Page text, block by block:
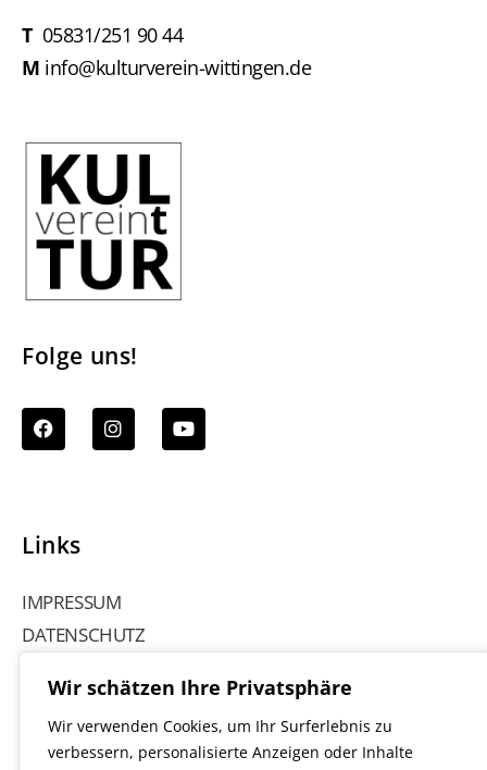
Wir schätzen Ihre Privatsphäre
Wir verwenden Cookies, um Ihr Surferlebnis zu
verbessern, personalisierte Anzeigen oder Inhalte
T05831/251 90 44
M info@kulturverein-wittingen.de
Folge uns!
Links
IMPRESSUM
DATENSCHUTZ